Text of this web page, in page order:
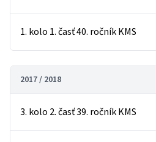
1. kolo 1. časť 40. ročník KMS
2017 / 2018
3. kolo 2. časť 39. ročník KMS